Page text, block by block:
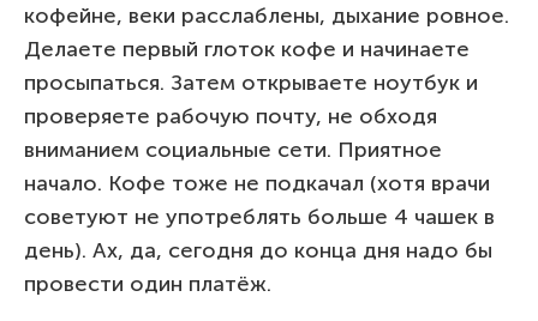
кофейне, веки расслаблены, дыхание ровное.
Делаете первый глоток кофе и начинаете
просыпаться. Затем открываете ноутбук и
проверяете рабочую почту, не обходя
вниманием социальные сети. Приятное
начало. Кофе тоже не подкачал (хотя врачи
советуют не употреблять больше 4 чашек в
день). Ах, да, сегодня до конца дня надо бы
провести один платёж.